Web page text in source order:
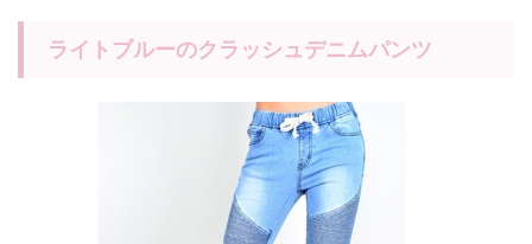
ライトブルーのクラッシュデニムパンツ